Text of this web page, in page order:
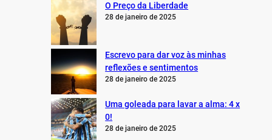
O Preço da Liberdade
28 de janeiro de 2025
Escrevo para dar voz às minhas
reflexões e sentimentos
28 de janeiro de 2025
Uma goleada para lavar a alma: 4 x
0!
28 de janeiro de 2025